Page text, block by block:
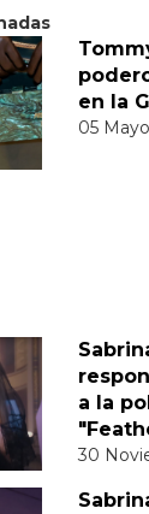
en la
05 Mayo
a la
30